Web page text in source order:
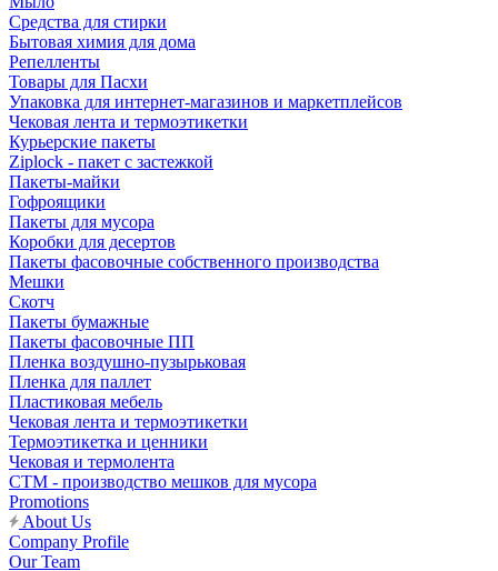
Средства для стирки
Бытовая химия для дома
Репелленты
Товары для Пасхи
Упаковка для интернет-магазинов и маркетплейсов
Чековая лента и термоэтикетки
Курьерские пакеты
Ziplock - пакет с застежкой
Пакеты-майки
Гофроящики
Пакеты для мусора
Коробки для десертов
Пакеты фасовочные собственного производства
Мешки
Скотч
Пакеты бумажные
Пакеты фасовочные ПП
Пленка воздушно-пузырьковая
Пленка для паллет
Пластиковая мебель
Чековая лента и термоэтикетки
Термоэтикетка и ценники
Чековая и термолента
СТМ - производство мешков для мусора
Promotions
About Us
Company Profile
Our Team